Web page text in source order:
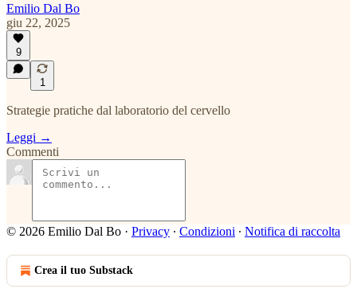
Emilio Dal Bo
giu 22, 2025
9
1
Strategie pratiche dal laboratorio del cervello
Leggi →
Commenti
© 2026 Emilio Dal Bo · Privacy ∙ Condizioni ∙ Notifica di raccolta
Crea il tuo Substack